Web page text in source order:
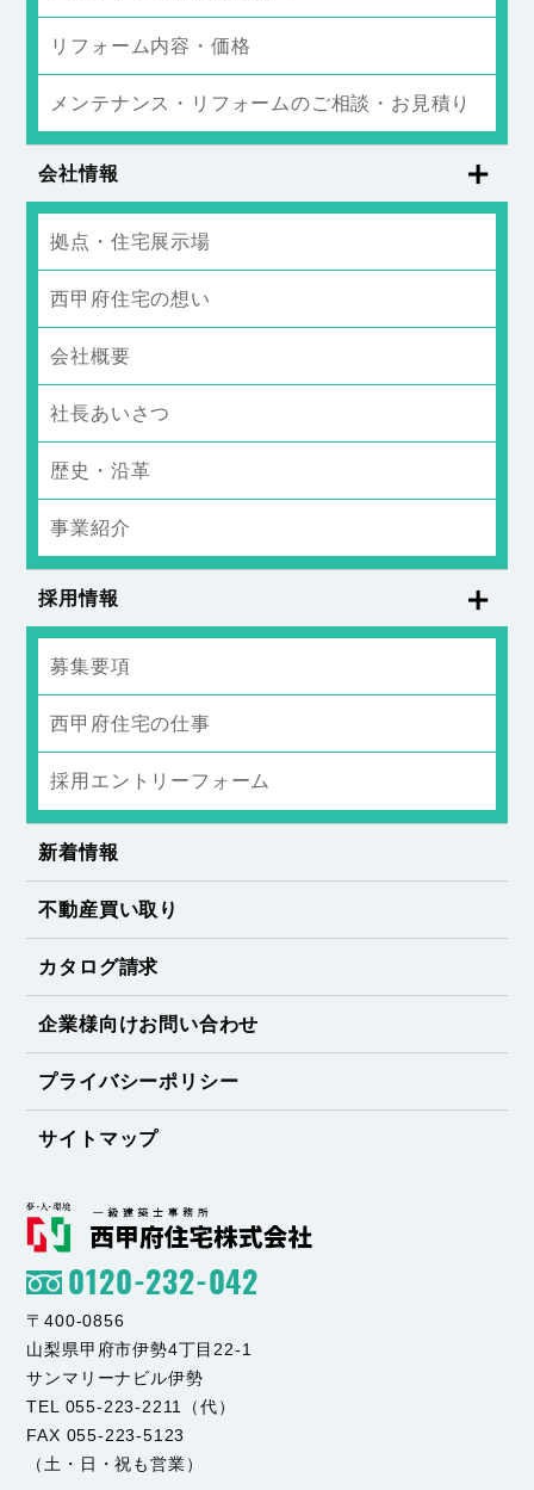
リフォーム内容・価格
メンテナンス・リフォームのご相談・お見積り
会社情報
拠点・住宅展示場
西甲府住宅の想い
会社概要
社長あいさつ
歴史・沿革
事業紹介
採用情報
募集要項
西甲府住宅の仕事
採用エントリーフォーム
新着情報
不動産買い取り
カタログ請求
企業様向けお問い合わせ
プライバシーポリシー
サイトマップ
0120-232-042
〒400-0856
山梨県甲府市伊勢4丁目22-1
サンマリーナビル伊勢
TEL 055-223-2211（代）
FAX 055-223-5123
（土・日・祝も営業）